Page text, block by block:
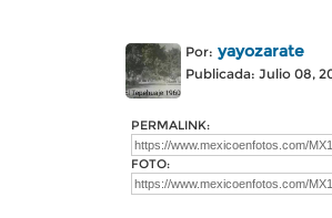
Por: yayozarate
Publicada: Julio 08,
PERMALINK:
FOTO: